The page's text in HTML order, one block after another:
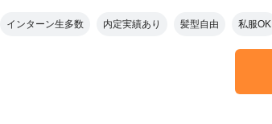
インターン生多数 内定実績あり 髪型自由 私服OK